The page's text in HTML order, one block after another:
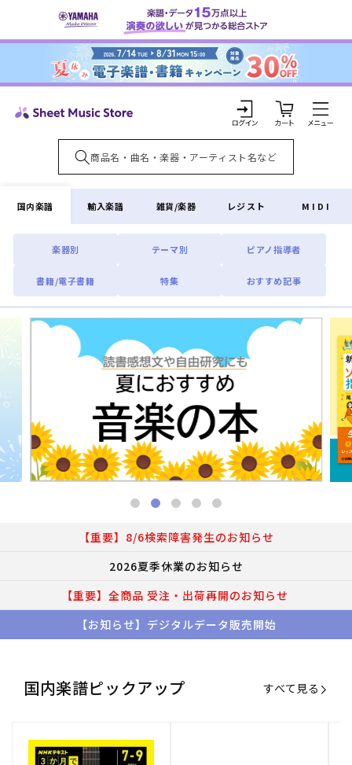
ンツに
ロ
グ
イ
ン
カ
ー
ト
国内楽譜
楽器別 テーマ別 ピアノ指導者
書籍/電子書籍 特集 おすすめ記事
輸入楽譜 雑貨/楽器 レジスト MIDI
【重要】8/6検索障害発生のお知らせ
2026夏季休業のお知らせ
【重要】全商品 受注・出荷再開のお知らせ
【お知らせ】デジタルデータ販売開始
国内楽譜ピックアップ すべて見る